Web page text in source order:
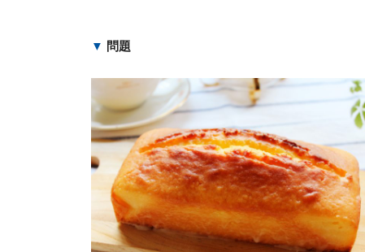
▼ 問題